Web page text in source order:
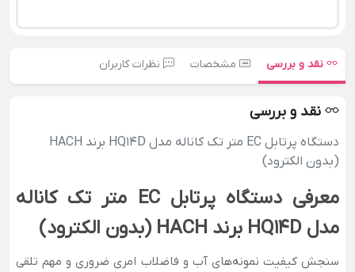
نقد و بررسی مشخصات نظرات کاربران
نقد و بررسی
دستگاه پرتابل EC متر تک کاناله مدل HQ14D برند HACH
(بدون الکترود)
معرفی دستگاه پرتابل EC متر تک کاناله
مدل HQ14D برند HACH (بدون الکترود)
سنجش کیفیت نمونه‌های آب و فاضلاب امری ضروری و مهم تلقی